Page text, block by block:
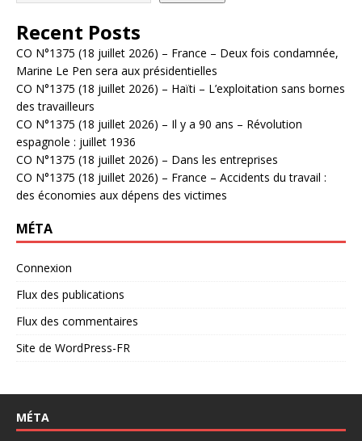
Recent Posts
CO N°1375 (18 juillet 2026) – France – Deux fois condamnée,
Marine Le Pen sera aux présidentielles
CO N°1375 (18 juillet 2026) – Haïti – L’exploitation sans bornes
des travailleurs
CO N°1375 (18 juillet 2026) – Il y a 90 ans – Révolution
espagnole : juillet 1936
CO N°1375 (18 juillet 2026) – Dans les entreprises
CO N°1375 (18 juillet 2026) – France – Accidents du travail :
des économies aux dépens des victimes
MÉTA
Connexion
Flux des publications
Flux des commentaires
Site de WordPress-FR
MÉTA